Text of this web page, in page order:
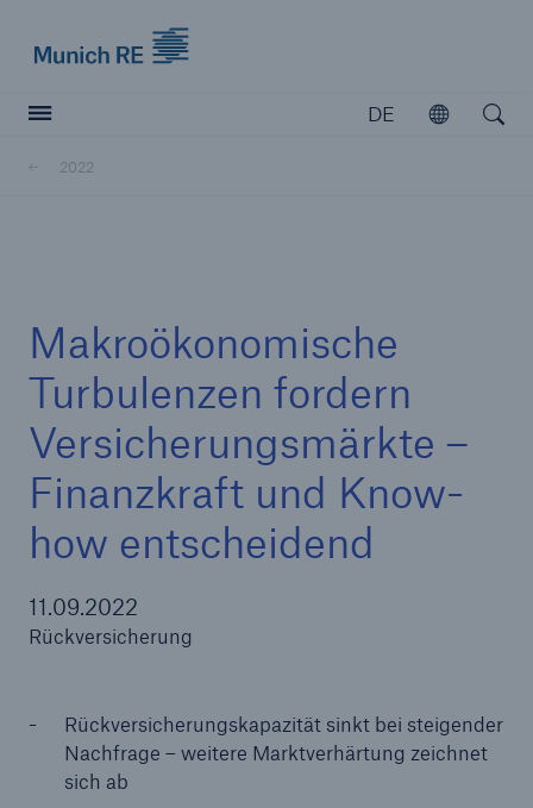
DE
Öffnen
2022
Makroökonomische
Turbulenzen fordern
Versicherungsmärkte –
Finanzkraft und Know-
how entscheidend
11.09.2022
Rückversicherung
Rückversicherungskapazität sinkt bei steigender
Nachfrage – weitere Marktverhärtung zeichnet
sich ab
Tech Trend Radar 2026